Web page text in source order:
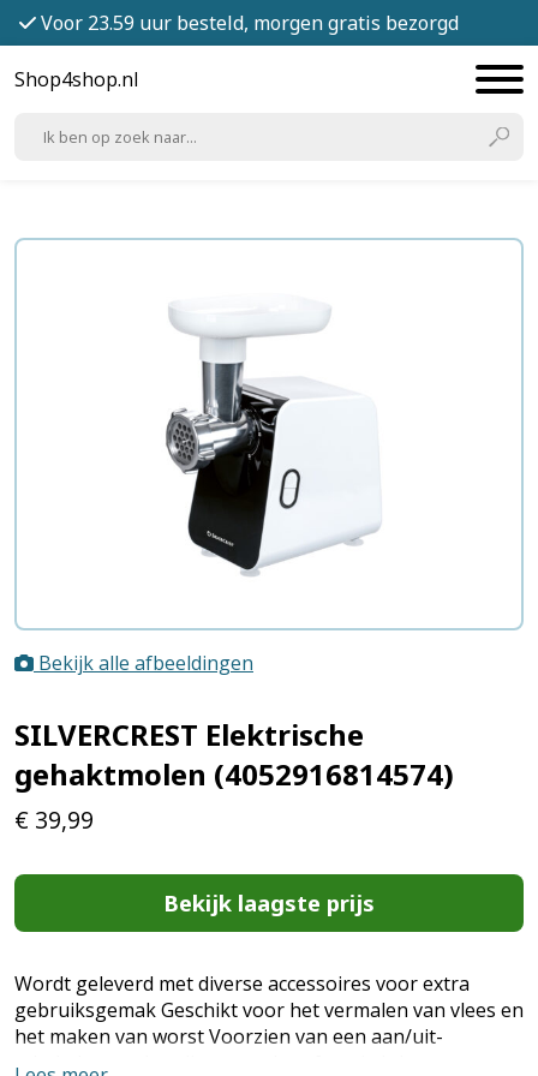
Voor 23.59 uur besteld, morgen gratis bezorgd
Shop4shop.nl
Bekijk alle afbeeldingen
SILVERCREST Elektrische
gehaktmolen (4052916814574)
€ 39,99
Bekijk laagste prijs
Wordt geleverd met diverse accessoires voor extra
gebruiksgemak Geschikt voor het vermalen van vlees en
het maken van worst Voorzien van een aan/uit-
schakelaar en handige terugloopfunctie Inlaat- en